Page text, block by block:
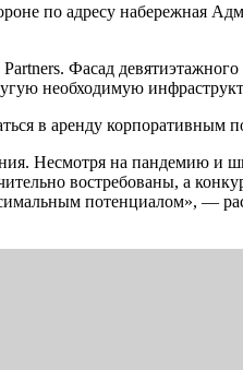
по адресу набережная
Фасад
необходимую
в аренду корпоративным
Несмотря на пандемию и
востребованы, а
потенциалом», —